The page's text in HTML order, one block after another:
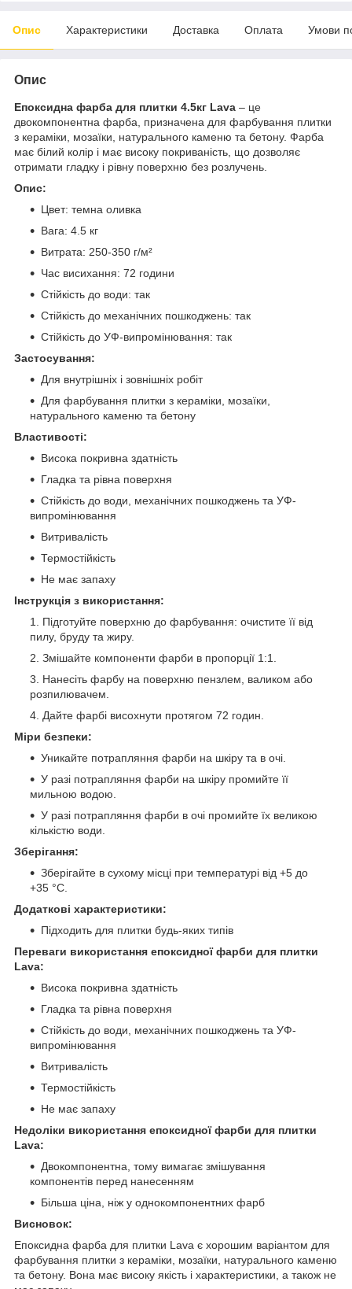
Опис Характеристики Доставка Оплата Умови
Опис
Епоксидна фарба для плитки 4.5кг Lava – це
двокомпонентна фарба, призначена для фарбування плитки
з кераміки, мозаїки, натурального каменю та бетону. Фарба
має білий колір і має високу покриваність, що дозволяє
отримати гладку і рівну поверхню без розлучень.
Опис:
Цвет: темна оливка
Вага: 4.5 кг
Витрата: 250-350 г/м²
Час висихання: 72 години
Стійкість до води: так
Стійкість до механічних пошкоджень: так
Стійкість до УФ-випромінювання: так
Застосування:
Для внутрішніх і зовнішніх робіт
Для фарбування плитки з кераміки, мозаїки,
натурального каменю та бетону
Властивості:
Висока покривна здатність
Гладка та рівна поверхня
Стійкість до води, механічних пошкоджень та УФ-
випромінювання
Витривалість
Термостійкість
Не має запаху
Інструкція з використання:
Підготуйте поверхню до фарбування: очистите її від
пилу, бруду та жиру.
Змішайте компоненти фарби в пропорції 1:1.
Нанесіть фарбу на поверхню пензлем, валиком або
розпилювачем.
Дайте фарбі висохнути протягом 72 годин.
Міри безпеки:
Уникайте потрапляння фарби на шкіру та в очі.
У разі потрапляння фарби на шкіру промийте її
мильною водою.
У разі потрапляння фарби в очі промийте їх великою
кількістю води.
Зберігання:
Зберігайте в сухому місці при температурі від +5 до
+35 °C.
Додаткові характеристики:
Підходить для плитки будь-яких типів
Переваги використання епоксидної фарби для плитки
Lava:
Висока покривна здатність
Гладка та рівна поверхня
Стійкість до води, механічних пошкоджень та УФ-
випромінювання
Витривалість
Термостійкість
Не має запаху
Недоліки використання епоксидної фарби для плитки
Lava:
Двокомпонентна, тому вимагає змішування
компонентів перед нанесенням
Більша ціна, ніж у однокомпонентних фарб
Висновок:
Епоксидна фарба для плитки Lava є хорошим варіантом для
фарбування плитки з кераміки, мозаїки, натурального каменю
та бетону. Вона має високу якість і характеристики, а також не